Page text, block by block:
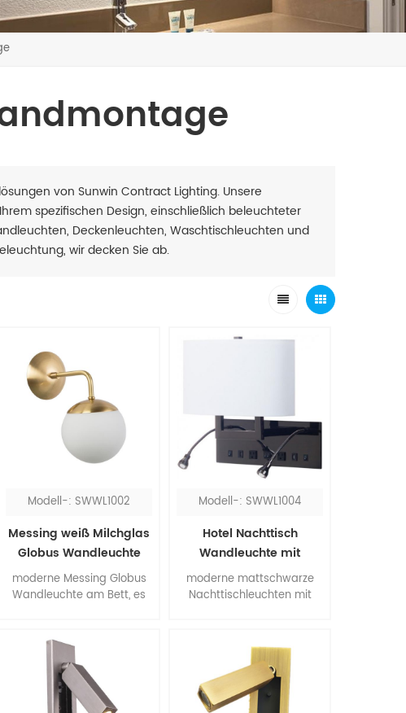
von Sunwin Contract Lighting. Unsere
spezifischen Design, einschließlich beleuchteter
Deckenleuchten, Waschtischleuchten und
wir decken Sie ab.
Modell-: SWWL1002
Messing weiß Milchglas
Globus Wandleuchte
moderne Messing Globus
Wandleuchte am Bett, es
Farbkontrast von Messing
und Weiß, die
Materialkombination aus
Metall und Glas ist der Kern
Modell-: SWWL1004
Hotel Nachttisch
Wandleuchte mit
Leselampen
moderne mattschwarze
Nachttischleuchten mit
geliefert, ist die beste Wahl
für Queen-Zimmer. Die
flexiblen LED-Leselampen
funktionieren, wenn Sie die